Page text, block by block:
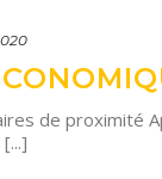
de proximité